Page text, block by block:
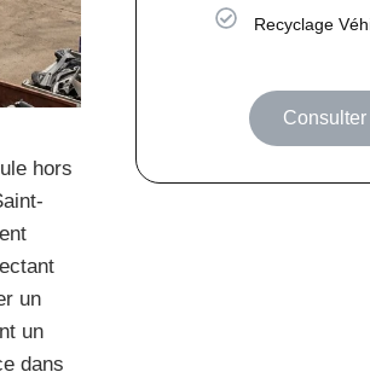
hors
un
un
dans
Recyclage